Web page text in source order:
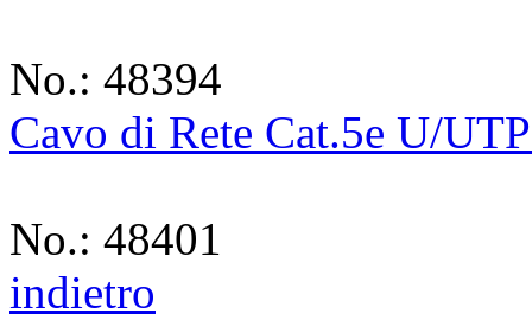
No.: 48394
Cavo di Rete Cat.5e U/
No.: 48401
indietro